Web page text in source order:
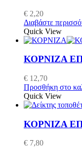
€ 2,20
Διαβάστε
Quick View
ΚΟΡΝΙΖΑ
€ 12,70
Προσθήκη στο
Quick View
ΚΟΡΝΙΖΑ
€ 7,80